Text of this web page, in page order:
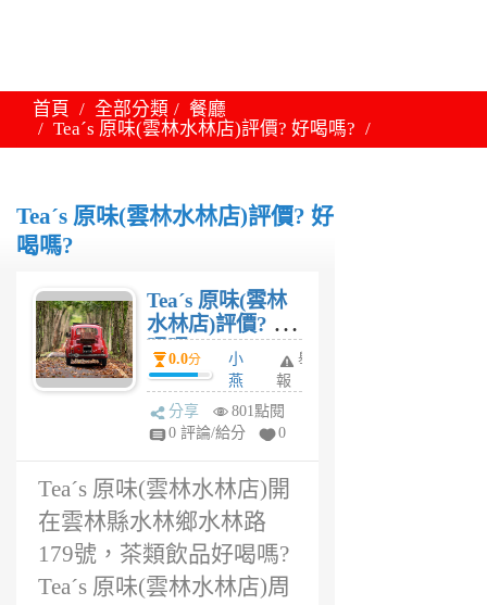
首頁 全部分類
餐廳
Teaˊs 原味(雲林水林店)評價? 好喝嗎?
Teaˊs 原味(雲林水林店)評價? 好
喝嗎?
Teaˊs 原味(雲林
水林店)評價? 好
喝嗎?
0.0分
小
燕
5
年
舉
報
分享
801點閱
0 評論/給分
0
Teaˊs 原味(雲林水林店)開
在雲林縣水林鄉水林路
179號，茶類飲品好喝嗎?
Teaˊs 原味(雲林水林店)周